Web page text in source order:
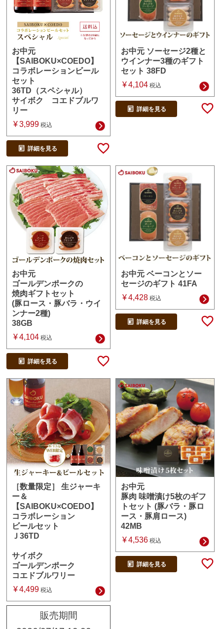
お中元
【SAIBOKU×COEDO】
コラボレーションビール
セット
36TD（スペシャル）
サイボク コエドブルワ
リー
¥ 3,999 税込
詳細を見る
お中元 ソーセージ2種と
ウインナー3種のギフト
セット 38FD
¥4,104 税込
詳細を見る
お中元
ゴールデンポークの
焼肉ギフトセット
(豚ロース・豚バラ・ウイ
ンナー2種)
38GB
¥ 4,104 税込
詳細を見る
お中元 ベーコンとソー
セージのギフト 41FA
¥4,428 税込
詳細を見る
［数量限定］ 生ジャーキ
ー＆
【SAIBOKU×COEDO】
コラボレーション
ビールセット
Ｊ36TD
サイボク
ゴールデンポーク
コエドブルワリー
¥ 4,499 税込
販売期間
お中元
豚肉 味噌漬け5枚のギフ
トセット (豚バラ・豚ロ
ース・豚肩ロース)
42MB
¥4,536 税込
詳細を見る